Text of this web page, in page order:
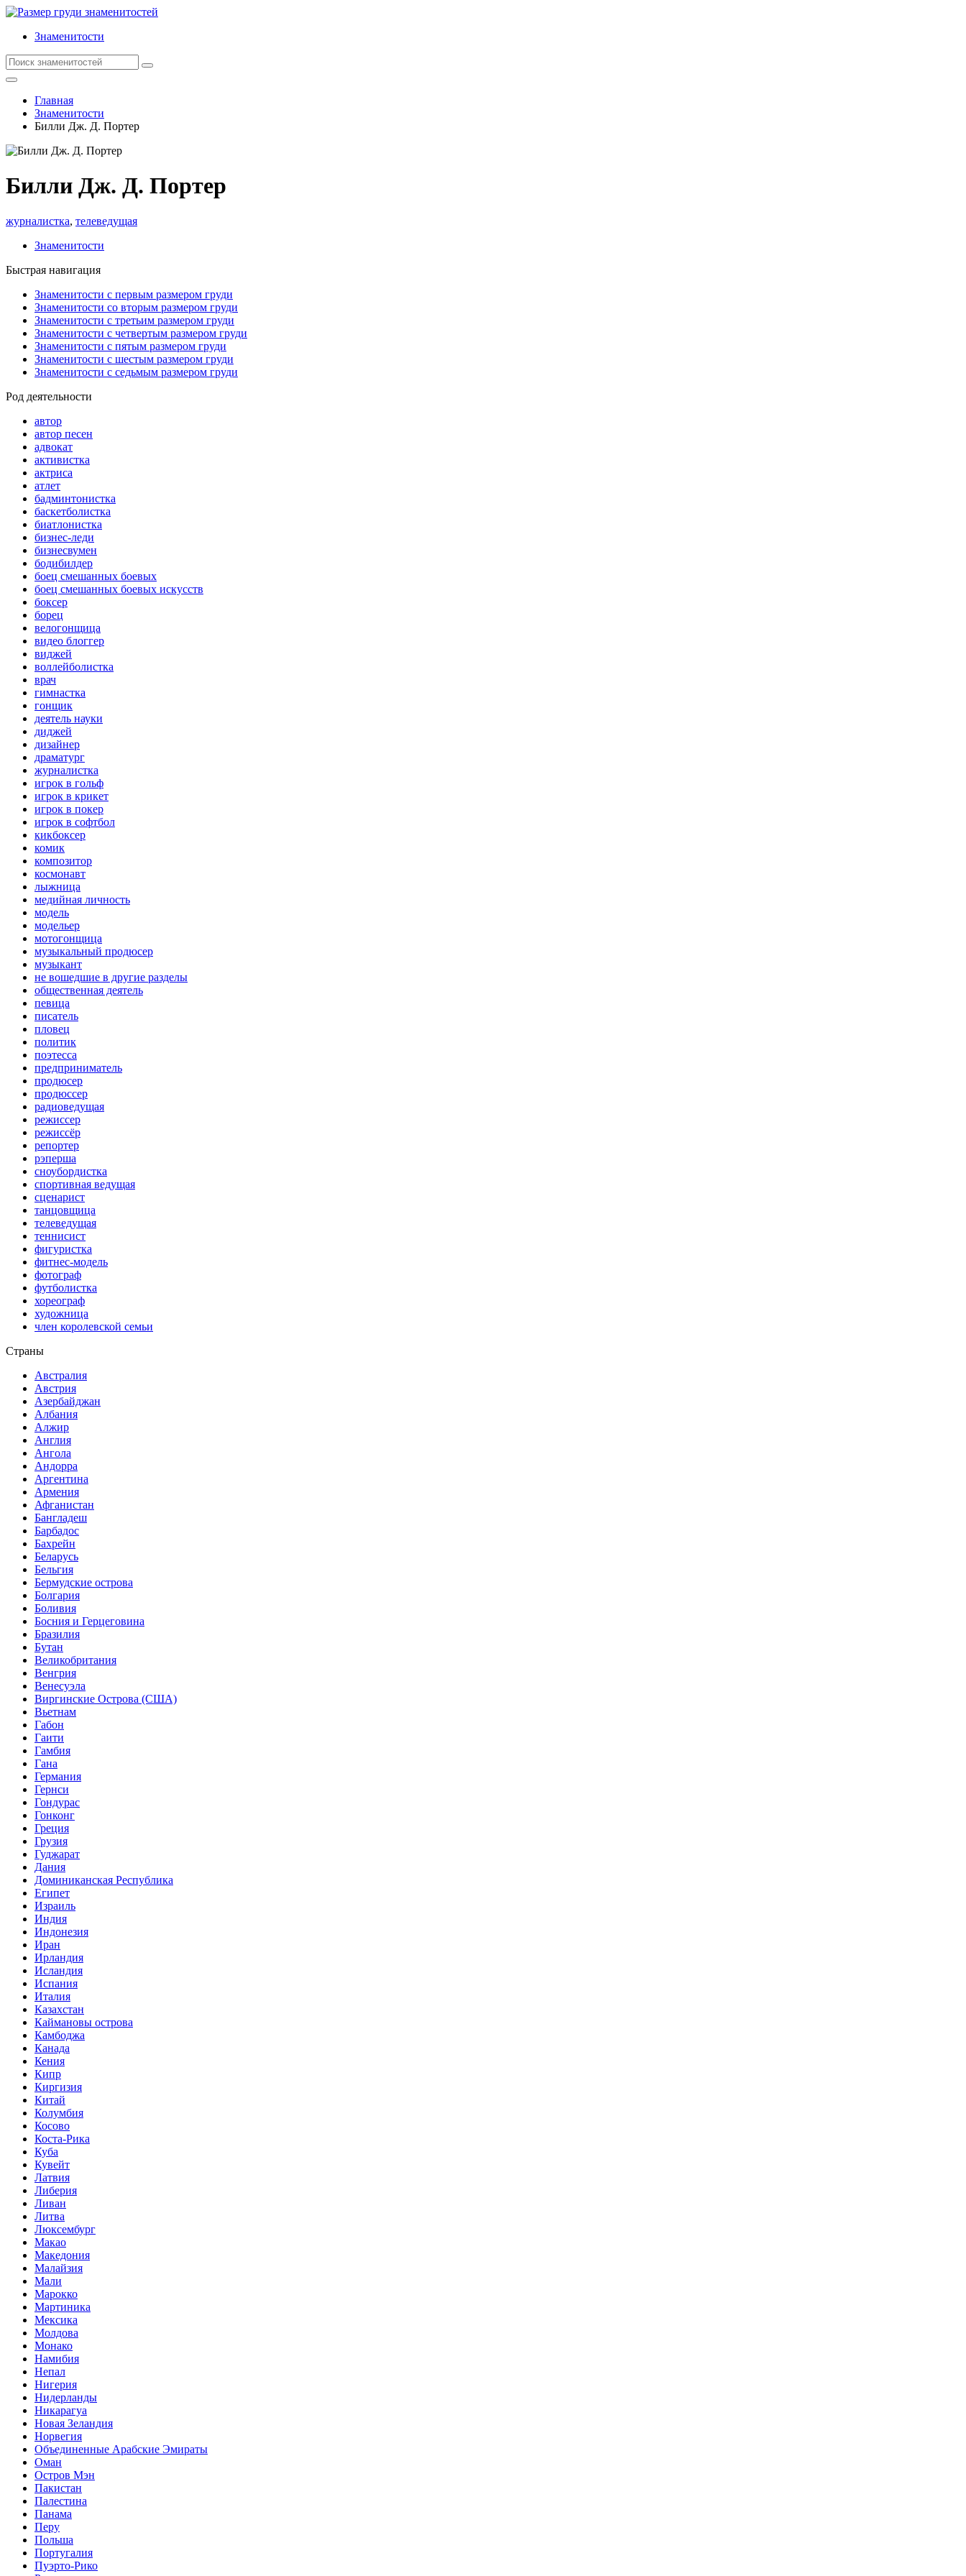
Знаменитости
Главная
Знаменитости
Билли Дж. Д. Портер
Билли Дж. Д. Портер
журналистка, телеведущая
Знаменитости
Быстрая навигация
Знаменитости с первым размером груди
Знаменитости со вторым размером груди
Знаменитости с третьим размером груди
Знаменитости с четвертым размером груди
Знаменитости с пятым размером груди
Знаменитости с шестым размером груди
Знаменитости с седьмым размером груди
Род деятельности
автор
автор песен
адвокат
активистка
актриса
атлет
бадминтонистка
баскетболистка
биатлонистка
бизнес-леди
бизнесвумен
бодибилдер
боец смешанных боевых
боец смешанных боевых искусств
боксер
борец
велогонщица
видео блоггер
виджей
воллейболистка
врач
гимнастка
гонщик
деятель науки
диджей
дизайнер
драматург
журналистка
игрок в гольф
игрок в крикет
игрок в покер
игрок в софтбол
кикбоксер
комик
композитор
космонавт
лыжница
медийная личность
модель
модельер
мотогонщица
музыкальный продюсер
музыкант
не вошедшие в другие разделы
общественная деятель
певица
писатель
пловец
политик
поэтесса
предприниматель
продюсер
продюссер
радиоведущая
режиссер
режиссёр
репортер
рэперша
сноубордистка
спортивная ведущая
сценарист
танцовщица
телеведущая
теннисист
фигуристка
фитнес-модель
фотограф
футболистка
хореограф
художница
член королевской семьи
Страны
Австралия
Австрия
Азербайджан
Албания
Алжир
Англия
Ангола
Андорра
Аргентина
Армения
Афганистан
Бангладеш
Барбадос
Бахрейн
Беларусь
Бельгия
Бермудские острова
Болгария
Боливия
Босния и Герцеговина
Бразилия
Бутан
Великобритания
Венгрия
Венесуэла
Виргинские Острова (США)
Вьетнам
Габон
Гаити
Гамбия
Гана
Германия
Гернси
Гондурас
Гонконг
Греция
Грузия
Гуджарат
Дания
Доминиканская Республика
Египет
Израиль
Индия
Индонезия
Иран
Ирландия
Исландия
Испания
Италия
Казахстан
Каймановы острова
Камбоджа
Канада
Кения
Кипр
Киргизия
Китай
Колумбия
Косово
Коста-Рика
Куба
Кувейт
Латвия
Либерия
Ливан
Литва
Люксембург
Макао
Македония
Малайзия
Мали
Марокко
Мартиника
Мексика
Молдова
Монако
Намибия
Непал
Нигерия
Нидерланды
Никарагуа
Новая Зеландия
Норвегия
Объединенные Арабские Эмираты
Оман
Остров Мэн
Пакистан
Палестина
Панама
Перу
Польша
Португалия
Пуэрто-Рико